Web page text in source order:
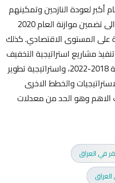
أكبر لعودة النازحين وتمكينهم
من الاستقرار، كذلك تبرز الحاجة الى تضمين موازنة العام 2020
على المستوى الاقتصادي. كذلك
مشاريع استراتيجية التخفيف
من الفقر، وخطة التنمية الوطنية 2018-2022، واستراتيجية تطوير
2014-2030. والاستراتيجيات والخطط الاخرى
وهو الحد من معدلات
في العراق